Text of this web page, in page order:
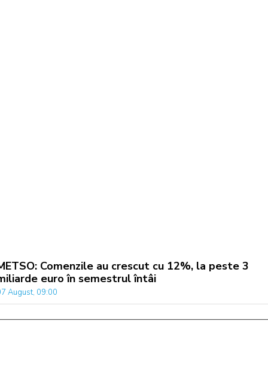
Comenzile au crescut cu 12%, la peste 3
euro în semestrul întâi
August, 09:00